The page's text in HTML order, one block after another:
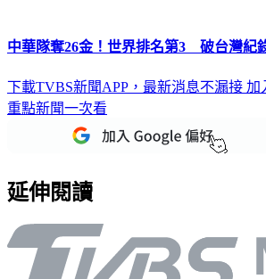
中華隊奪26金！世界排名第3 破台灣紀
下載TVBS新聞APP，最新消息不漏接 加
重點新聞一次看
延伸閱讀